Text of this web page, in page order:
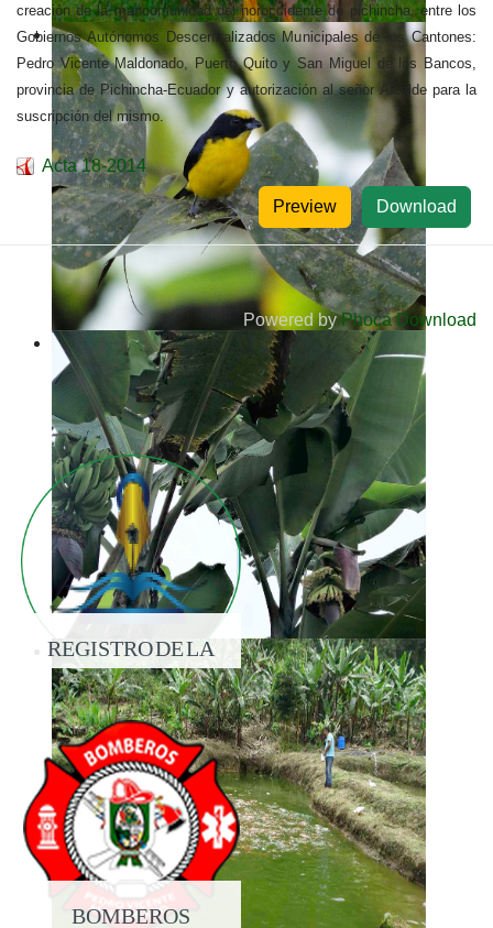
creación de la mancomunidad del noroccidente de pichincha, entre los
Gobiernos Autónomos Descentralizados Municipales de los Cantones:
Pedro Vicente Maldonado, Puerto Quito y San Miguel de los Bancos,
provincia de Pichincha-Ecuador y autorización al señor Alcalde para la
suscripción del mismo.
Acta 18-2014
Download
Preview
Powered byPhoca Download
REGISTRO DE LA
PROPIEDAD
BOMBEROS